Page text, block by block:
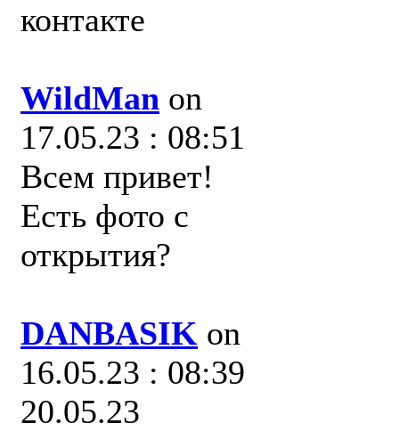
контакте
WildMan on
17.05.23 : 08:51
Всем привет!
Есть фото с
открытия?
DANBASIK on
16.05.23 : 08:39
20.05.23